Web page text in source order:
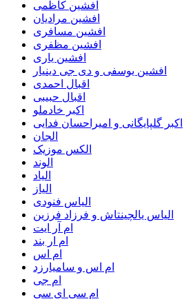
افشین کاظمی
افشین مرادیان
افشین مسافری
افشین مظفری
افشین یاری
افشین یوسفی و دی جی دینیار
اقبال احمدی
اقبال حبیبی
اکبر خادملو
اکبر گلپایگانی و امیراحسان فدایی
الجان
الکس موزیک
الوند
الیاد
الیاز
الیاس فنودی
الیاس یالچینتاش و فرزاد فرزین
ام آر ایت
ام‌ ار بند
ام اس
ام اس و سامیارزد
ام جی
ام سی ای سی